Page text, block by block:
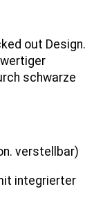
out Design.
schwarze
verstellbar)
integrierter